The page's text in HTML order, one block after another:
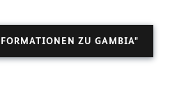
ZU GAMBIA"